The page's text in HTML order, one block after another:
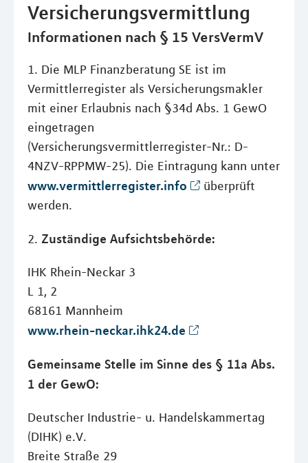
Versicherungsvermittlung
Informationen nach § 15 VersVermV
1. Die MLP Finanzberatung SE ist im
Vermittlerregister als Versicherungsmakler
mit einer Erlaubnis nach §34d Abs. 1 GewO
eingetragen
(Versicherungsvermittlerregister-Nr.: D-
4NZV-RPPMW-25). Die Eintragung kann unter
www.vermittlerregister.info
überprüft
werden.
2. Zuständige Aufsichtsbehörde:
IHK Rhein-Neckar 3
L 1, 2
68161 Mannheim
www.rhein-neckar.ihk24.de
Gemeinsame Stelle im Sinne des § 11a Abs.
1 der GewO:
Deutscher Industrie- u. Handelskammertag
(DIHK) e.V.
Breite Straße 29